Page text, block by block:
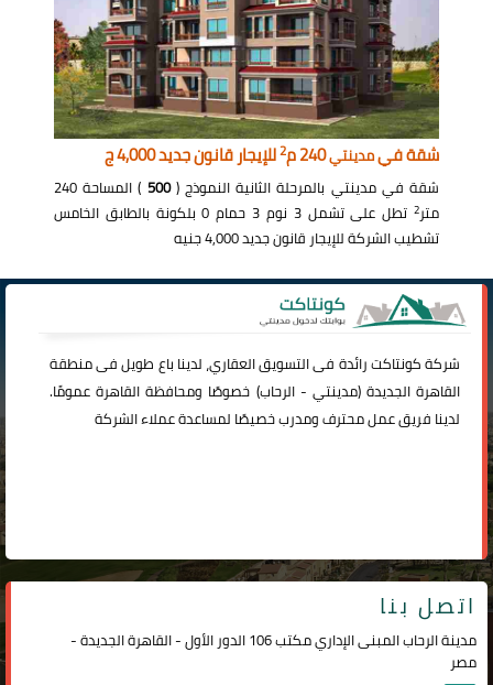
شقة فيمدينتي240 م 2للإيجار قانون جديد 4,000 ج
شقة في مدينتي بالمرحلة الثانية النموذج (500
) المساحة 240
متر2
تطل على تشمل 3 نوم 3 حمام 0 بلكونة بالطابق الخامس
تشطيب الشركة للإيجار قانون جديد 4,000 جنيه
شركةكونتاكترائدة فى التسويق العقاري، لدينا باع طويل فى منطقة
القاهرة الجديدة (مدينتي -الرحاب) خصوصًا ومحافظة القاهرة عمومًا.
لدينا فريق عمل محترف ومدرب خصيصًا لمساعدة عملاء الشركة
اتصل بنا
مدينة الرحاب المبنى الإداري مكتب 106 الدور الأول - القاهرة الجديدة -
مصر